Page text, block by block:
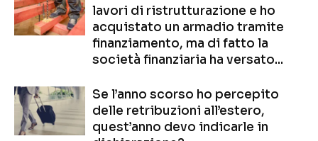
lavori di ristrutturazione e ho
acquistato un armadio tramite
finanziamento, ma di fatto la
società finanziaria ha versato...
Se l’anno scorso ho percepito
delle retribuzioni all’estero,
quest’anno devo indicarle in